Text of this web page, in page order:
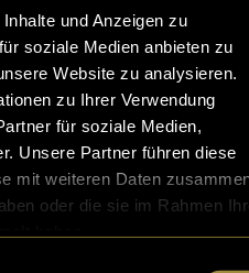
und Anzeigen zu
soziale Medien anbieten zu
Website zu analysieren.
zu Ihrer Verwendung
für soziale Medien,
Unsere Partner führen diese
mit weiteren Daten
oder die sie im Rahmen
auch mein Eyeliner
organisch und
hat dieser
und
20. Jahrhunderts.